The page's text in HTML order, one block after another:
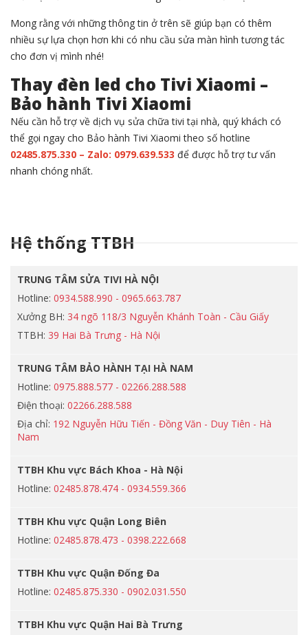
Mong rằng với những thông tin ở trên sẽ giúp bạn có thêm
nhiều sự lựa chọn hơn khi có nhu cầu sửa màn hình tương tác
cho đơn vị mình nhé!
Thay đèn led cho Tivi Xiaomi –
Bảo hành Tivi Xiaomi
Nếu cần hỗ trợ về dịch vụ sửa chữa tivi tại nhà, quý khách có
thể gọi ngay cho Bảo hành Tivi Xiaomi theo số hotline
02485.875.330 – Zalo: 0979.639.533 để được hỗ trợ tư vấn
nhanh chóng nhất.
Hệ thống TTBH
TRUNG TÂM SỬA TIVI HÀ NỘI
Hotline: 0934.588.990 - 0965.663.787
Xưởng BH: 34 ngõ 118/3 Nguyễn Khánh Toàn - Cầu Giấy
TTBH: 39 Hai Bà Trưng - Hà Nội
TRUNG TÂM BẢO HÀNH TẠI HÀ NAM
Hotline: 0975.888.577 - 02266.288.588
Điện thoại: 02266.288.588
Địa chỉ: 192 Nguyễn Hữu Tiến - Đồng Văn - Duy Tiên - Hà
Nam
TTBH Khu vực Bách Khoa - Hà Nội
Hotline: 02485.878.474 - 0934.559.366
TTBH Khu vực Quận Long Biên
Hotline: 02485.878.473 - 0398.222.668
TTBH Khu vực Quận Đống Đa
Hotline: 02485.875.330 - 0902.031.550
TTBH Khu vực Quận Hai Bà Trưng